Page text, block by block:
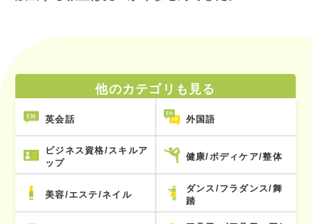
他のカテゴリも見る
英会話 外国語
ビジネス資格/スキルア
ップ
健康/ボディケア/整体
美容/エステ/ネイル
ダンス/フラダンス/舞
踏